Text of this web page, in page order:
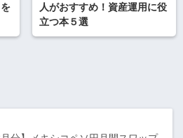
人がおすすめ！資産運用に役
立つ本５選